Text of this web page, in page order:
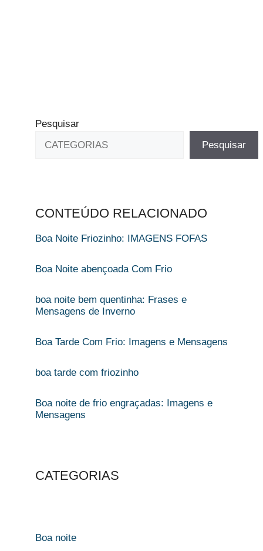
Pesquisar
Pesquisar
CONTEÚDO RELACIONADO
Boa Noite Friozinho: IMAGENS FOFAS
Boa Noite abençoada Com Frio
boa noite bem quentinha: Frases e
Mensagens de Inverno
Boa Tarde Com Frio: Imagens e Mensagens
boa tarde com friozinho
Boa noite de frio engraçadas: Imagens e
Mensagens
CATEGORIAS
Boa noite